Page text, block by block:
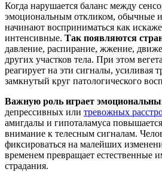
Когда нарушается баланс между
эмоциональным откликом, обычные
начинают восприниматься как
интенсивные. Так появляются
давление, распирание, жжение,
других участков тела. При этом
реагирует на эти сигналы, усиливая
замкнутый круг патологического
Важную роль играет
депрессивных или тревожных
амигдалы и гипоталамуса
внимание к телесным сигналам.
фиксироваться на малейших
временем превращает естественные
страдания.